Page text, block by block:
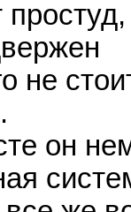
не
он